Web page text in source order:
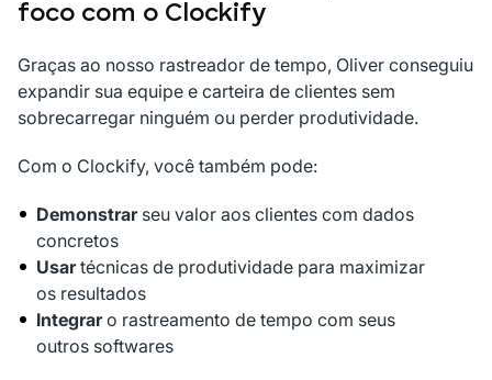
foco com o Clockify
Graças ao nosso rastreador de tempo, Oliver conseguiu
expandir sua equipe e carteira de clientes sem
sobrecarregar ninguém ou perder produtividade.
Com o Clockify, você também pode:
Demonstrarseu valor aos clientes com dados
concretos
Usartécnicas de produtividade para maximizar
os resultados
Integraro rastreamento de tempo com seus
outros softwares